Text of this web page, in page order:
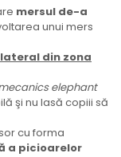
mersul de-a
unui mers
din zona
elephant
şi nu lasă copiii să
cu forma
a picioarelor